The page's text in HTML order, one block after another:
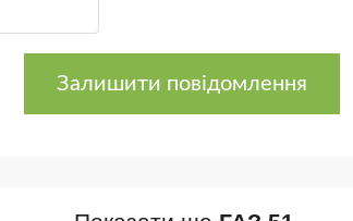
Залишити повідомлення